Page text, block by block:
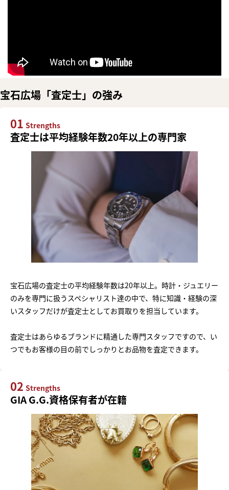
宝石広場「査定士」の強み
01 Strengths
査定士は平均経験年数20年以上の専門家
宝石広場の査定士の平均経験年数は20年以上。時計・ジュエリー
のみを専門に扱うスペシャリスト達の中で、特に知識・経験の深
いスタッフだけが査定士としてお買取りを担当しています。
査定士はあらゆるブランドに精通した専門スタッフですので、い
つでもお客様の目の前でしっかりとお品物を査定できます。
02 Strengths
GIA G.G.資格保有者が在籍